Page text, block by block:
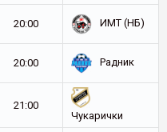
20:00 ИМТ (НБ)
20:00 Радник
21:00
Чукарички